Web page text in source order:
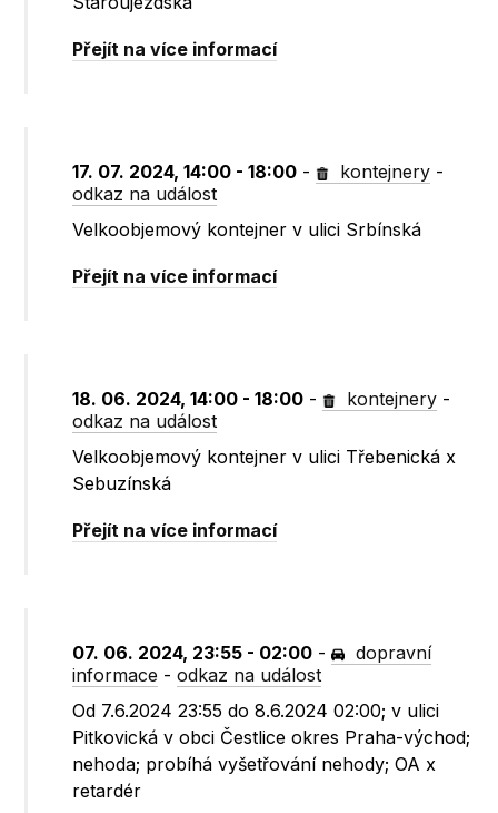
Přejít na více informací
17. 07. 2024, 14:00 - 18:00 - kontejnery -
odkaz na událost
Velkoobjemový kontejner v ulici Srbínská
Přejít na více informací
18. 06. 2024, 14:00 - 18:00 - kontejnery -
odkaz na událost
Velkoobjemový kontejner v ulici Třebenická x
Sebuzínská
Přejít na více informací
07. 06. 2024, 23:55 - 02:00 -
dopravní
informace -odkaz na událost
Od 7.6.2024 23:55 do 8.6.2024 02:00; v ulici
Pitkovická v obci Čestlice okres Praha-východ;
nehoda; probíhá vyšetřování nehody; OA x
retardér